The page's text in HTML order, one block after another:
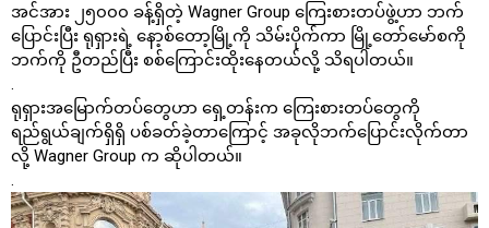
အင်အား ၂၅၀၀၀ ခန့်ရှိတဲ့ Wagner Group ​ကြေးစားတပ်ဖွဲ့ဟာ ဘက်​
ပြောင်းပြီး ရုရှားရဲ့ ​နော့စ်​တော့မြို့ကို သိမ်းပိုက်ကာ မြို့​တော်​မော်စကို
ဘက်ကို ဦတည်ပြီး စစ်​ကြောင်းထိုး​နေတယ်လို့ သိရပါတယ်။
.
ရုရှားအ​မြောက်တပ်​တွေဟာ ​ရှေ့တန်းက ​ကြေးစားတပ်​တွေကို
ရည်ရွယ်ချက်ရှိရှိ ပစ်ခတ်ခဲ့တာ​ကြောင့် အခုလိုဘက်​ပြောင်းလိုက်တာ
လို့ Wagner Group က ဆိုပါတယ်။
.